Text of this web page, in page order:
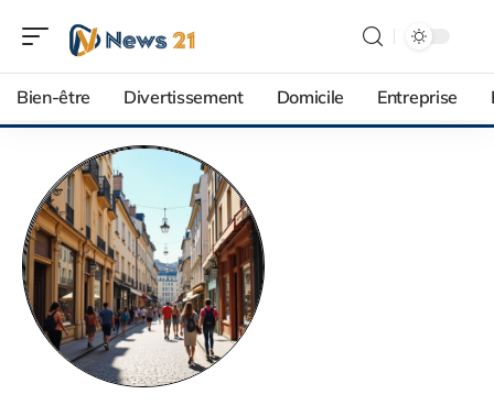
Bien-être Divertissement Domicile Entreprise